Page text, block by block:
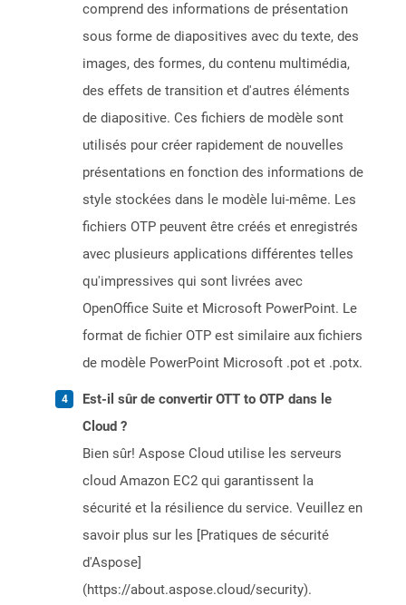
comprend des informations de présentation
sous forme de diapositives avec du texte, des
images, des formes, du contenu multimédia,
des effets de transition et d'autres éléments
de diapositive. Ces fichiers de modèle sont
utilisés pour créer rapidement de nouvelles
présentations en fonction des informations de
style stockées dans le modèle lui-même. Les
fichiers OTP peuvent être créés et enregistrés
avec plusieurs applications différentes telles
qu'impressives qui sont livrées avec
OpenOffice Suite et Microsoft PowerPoint. Le
format de fichier OTP est similaire aux fichiers
de modèle PowerPoint Microsoft .pot et .potx.
Est-il sûr de convertir OTT to OTP dans le
Cloud ?
Bien sûr! Aspose Cloud utilise les serveurs
cloud Amazon EC2 qui garantissent la
sécurité et la résilience du service. Veuillez en
savoir plus sur les [Pratiques de sécurité
d'Aspose]
(https://about.aspose.cloud/security).